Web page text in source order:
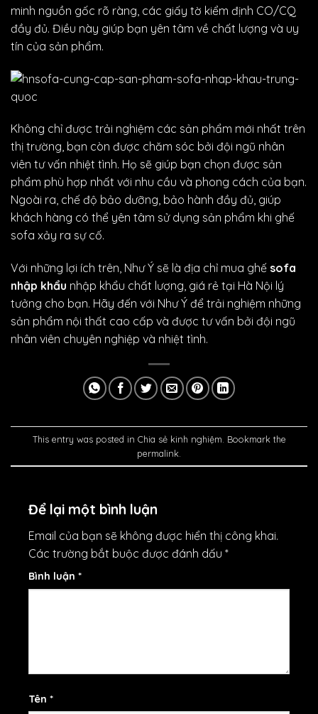
minh nguồn gốc rõ ràng, các giấy tờ kiểm định CO/CQ
đầy đủ. Điều này giúp bạn yên tâm về chất lượng và uy
tín của sản phẩm.
Không chỉ được trải nghiệm các sản phẩm mới nhất trên
thị trường, bạn còn được chăm sóc bởi đội ngũ nhân
viên tư vấn nhiệt tình. Họ sẽ giúp bạn chọn được sản
phẩm phù hợp nhất với nhu cầu và phong cách của bạn.
Ngoài ra, chế độ bảo dưỡng, bảo hành đầy đủ, giúp
khách hàng có thể yên tâm sử dụng sản phẩm khi ghế
sofa xảy ra sự cố.
Với những lợi ích trên, Như Ý sẽ là địa chỉ mua ghế sofa
nhập khẩu nhập khẩu chất lượng, giá rẻ tại Hà Nội lý
tưởng cho bạn. Hãy đến với Như Ý để trải nghiệm những
sản phẩm nội thất cao cấp và được tư vấn bởi đội ngũ
nhân viên chuyên nghiệp và nhiệt tình.
This entry was posted in Chia sẻ kinh nghiệm . Bookmark the
permalink
Để lại một bình luận
Email của bạn sẽ không được hiển thị công khai.
Các trường bắt buộc được đánh dấu *
Bình luận *
Tên *